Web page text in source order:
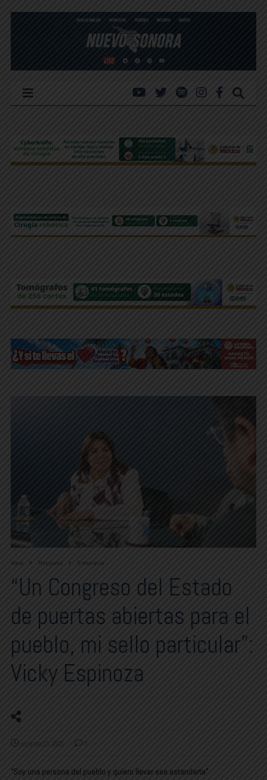
Home Principales Entrevistas
“Un Congreso del Estado
de puertas abiertas para el
pueblo, mi sello particular”:
Vicky Espinoza
noviembre 15, 2025 0
“Soy una persona del pueblo y quiero llevar ese estandarte”